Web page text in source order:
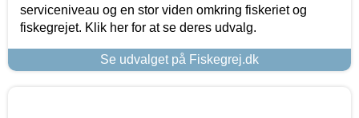
serviceniveau og en stor viden omkring fiskeriet og
fiskegrejet. Klik her for at se deres udvalg.
Se udvalget på Fiskegrej.dk